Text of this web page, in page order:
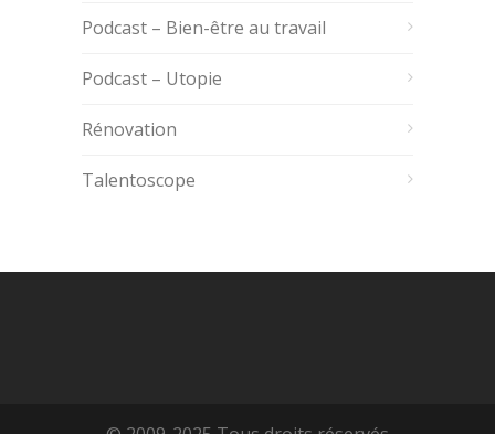
Podcast – Bien-être au travail
Podcast – Utopie
Rénovation
Talentoscope